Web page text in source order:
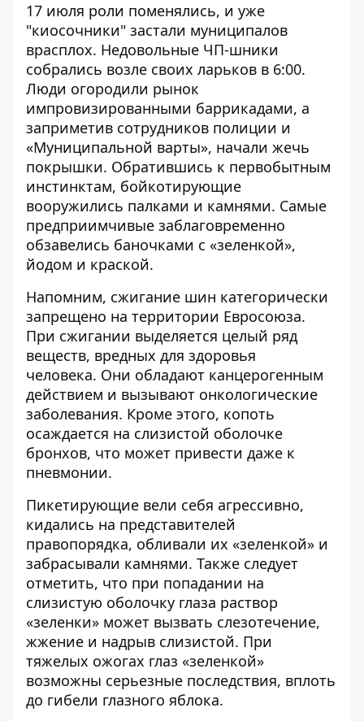
17 июля роли поменялись, и уже
"киосочники" застали муниципалов
врасплох. Недовольные ЧП-шники
собрались возле своих ларьков в 6:00.
Люди огородили рынок
импровизированными баррикадами, а
заприметив сотрудников полиции и
«Муниципальной варты», начали жечь
покрышки. Обратившись к первобытным
инстинктам, бойкотирующие
вооружились палками и камнями. Самые
предприимчивые заблаговременно
обзавелись баночками с «зеленкой»,
йодом и краской.
Напомним, сжигание шин категорически
запрещено на территории Евросоюза.
При сжигании выделяется целый ряд
веществ, вредных для здоровья
человека. Они обладают канцерогенным
действием и вызывают онкологические
заболевания. Кроме этого, копоть
осаждается на слизистой оболочке
бронхов, что может привести даже к
пневмонии.
Пикетирующие вели себя агрессивно,
кидались на представителей
правопорядка, обливали их «зеленкой» и
забрасывали камнями. Также следует
отметить, что при попадании на
слизистую оболочку глаза раствор
«зеленки» может вызвать слезотечение,
жжение и надрыв слизистой. При
тяжелых ожогах глаз «зеленкой»
возможны серьезные последствия, вплоть
до гибели глазного яблока.